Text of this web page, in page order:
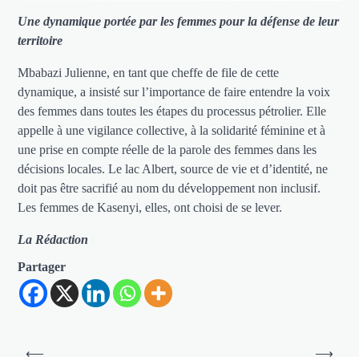
Une dynamique portée par les femmes pour la défense de leur
territoire
Mbabazi Julienne, en tant que cheffe de file de cette
dynamique, a insisté sur l’importance de faire entendre la voix
des femmes dans toutes les étapes du processus pétrolier. Elle
appelle à une vigilance collective, à la solidarité féminine et à
une prise en compte réelle de la parole des femmes dans les
décisions locales. Le lac Albert, source de vie et d’identité, ne
doit pas être sacrifié au nom du développement non inclusif.
Les femmes de Kasenyi, elles, ont choisi de se lever.
La Rédaction
Partager
Navigation
⟵
⟶